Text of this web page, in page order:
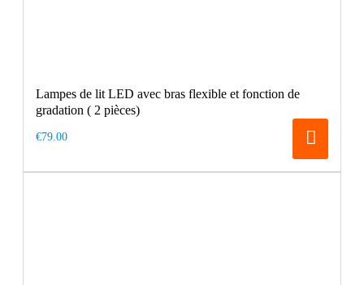
Lampes de lit LED avec bras flexible et fonction de
gradation ( 2 pièces)
€79.00